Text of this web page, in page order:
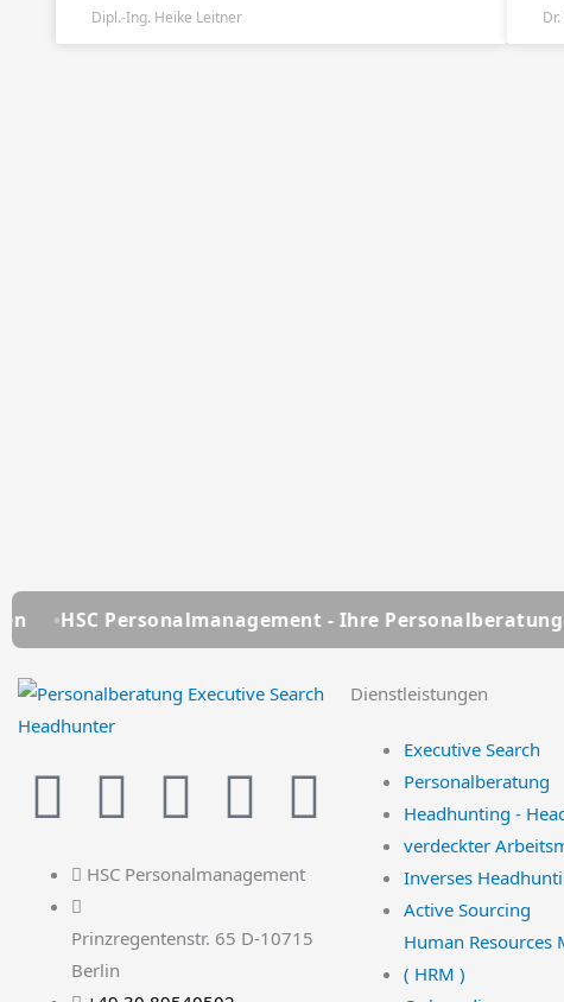
Dipl.-Ing. Heike Leitner
- Ihre Personalberatung seit über 25
L
i
n
k
Y
o
u
t
F
a
c
e
T
w
i
t
I
n
s
t
HSC Personalmanagement
Prinzregentenstr. 65 D-10715
Berlin
Dienstleistungen
Executive Search
Personalberatung
Headhunting -
verdeckter
Inverses
Active Sourcing
Human Resources
( HRM )